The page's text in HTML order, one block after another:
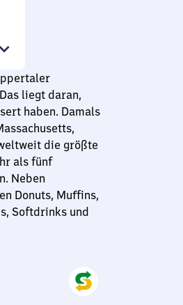
liegt daran,
haben. Damals
die größte
als fünf
Neben
Donuts, Muffins,
Softdrinks und